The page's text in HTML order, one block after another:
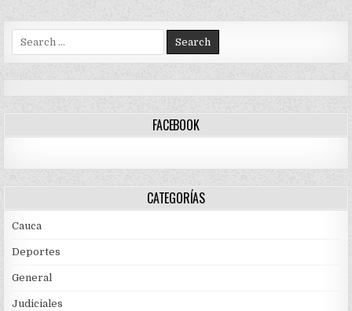
Search
for:
FACEBOOK
CATEGORÍAS
Cauca
Deportes
General
Judiciales